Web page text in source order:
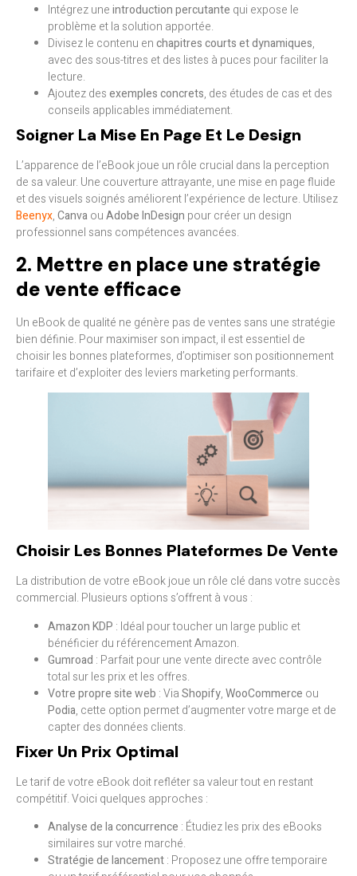
Intégrez uneintroduction percutante qui expose le
problème et la solution apportée.
Divisez le contenu enchapitres courts et dynamiques,
avec des sous-titres et des listes à puces pour faciliter la
lecture.
Ajoutez desexemples concrets, des études de cas et des
conseils applicables immédiatement.
Soigner La Mise En Page Et Le Design
L’apparence de l’eBook joue un rôle crucial dans la perception
de sa valeur. Une couverture attrayante, une mise en page fluide
et des visuels soignés améliorent l’expérience de lecture. Utilisez
Beenyx,CanvaouAdobe InDesign pour créer un design
professionnel sans compétences avancées.
2. Mettre en place une stratégie
de vente efficace
Un eBook de qualité ne génère pas de ventes sans une stratégie
bien définie. Pour maximiser son impact, il est essentiel de
choisir les bonnes plateformes, d’optimiser son positionnement
tarifaire et d’exploiter des leviers marketing performants.
Choisir Les Bonnes Plateformes De Vente
La distribution de votre eBook joue un rôle clé dans votre succès
commercial. Plusieurs options s’offrent à vous :
Amazon KDP : Idéal pour toucher un large public et
bénéficier du référencement Amazon.
Gumroad : Parfait pour une vente directe avec contrôle
total sur les prix et les offres.
Votre propre site web : ViaShopify,WooCommerce ou
Podia, cette option permet d’augmenter votre marge et de
capter des données clients.
Fixer Un Prix Optimal
Le tarif de votre eBook doit refléter sa valeur tout en restant
compétitif. Voici quelques approches :
Analyse de la concurrence : Étudiez les prix des eBooks
similaires sur votre marché.
Stratégie de lancement: Proposez une offre temporaire